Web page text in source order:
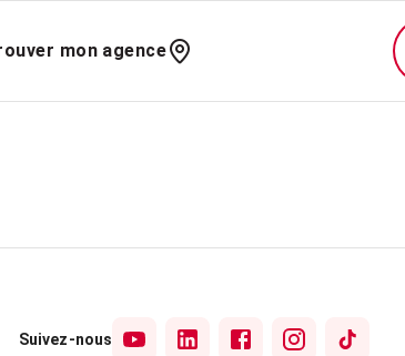
mon agence
Suivez-nous